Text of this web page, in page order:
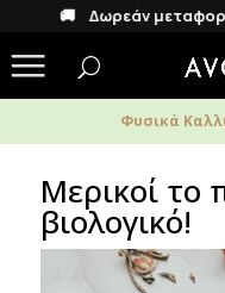
🚚 Δωρεάν μεταφορικά
Φυσικά
Μερικοί το
βιολογικό!